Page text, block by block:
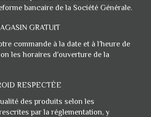
bancaire de la Société Générale.
GRATUIT
commande à la date et à l’heure de
les horaires d'ouverture de la
RESPECTÉE
des produits selon les
par la réglementation, y